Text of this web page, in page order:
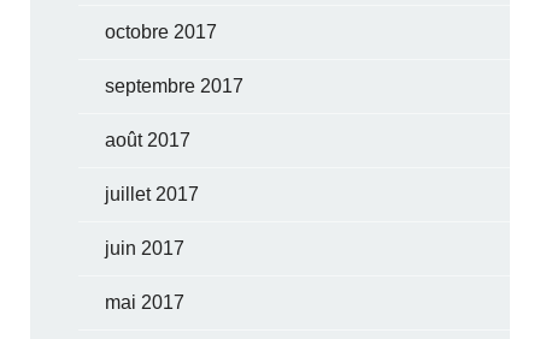
octobre 2017
septembre 2017
août 2017
juillet 2017
juin 2017
mai 2017